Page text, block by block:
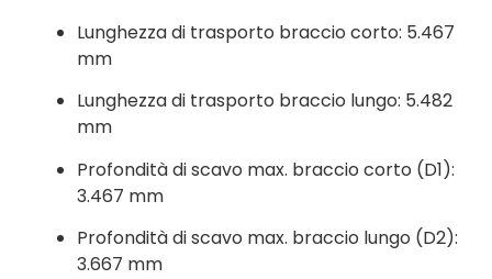
Lunghezza di trasporto braccio corto: 5.467
mm
Lunghezza di trasporto braccio lungo: 5.482
mm
Profondità di scavo max. braccio corto (D1):
3.467 mm
Profondità di scavo max. braccio lungo (D2):
3.667 mm